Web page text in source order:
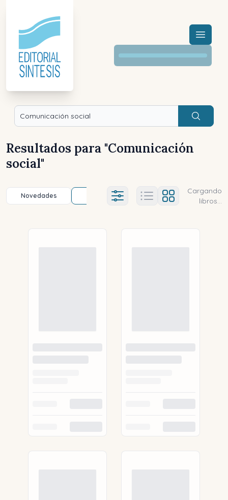
Menú
Buscar
Resultados para "Comunicación
social"
Novedades Título (a-z) Título (z-a)
Ajustes abierto
Cargando
libros...